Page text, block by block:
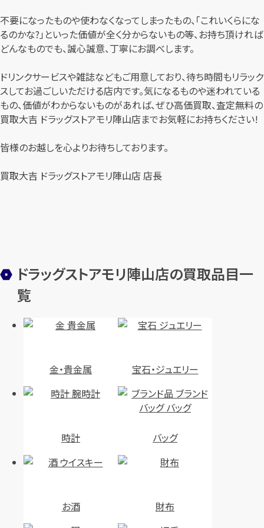
不要になったものや使わなくなってしまったもの、「これいくらにな
るのかな?」といった価値が全く分からないもの等、お持ち頂ければ
どんなものでも、誠心誠意、丁寧にお調べします。
ドリンクサービスや雑誌などもご用意しており、待ち時間もリラック
スしてお過ごしいただける店内です。気になるものや迷われている
もの、価値がわからないものがあれば、ぜひ高価買取、査定無料の
買取大吉 ドラッグストアモリ陣山店までお気軽にお持ちください!
皆様のお越しを心よりお待ちしております。
買取大吉 ドラッグストアモリ陣山店 店長
ドラッグストアモリ陣山店の買取品目一
覧
金・貴金属 宝石・ジュエリー
時計 バッグ
お酒 財布